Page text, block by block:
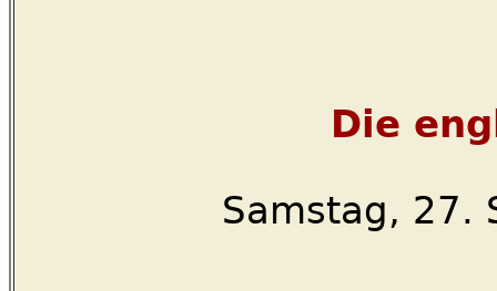
Die
Samstag, 27.